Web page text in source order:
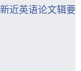
新近英语论文辑要